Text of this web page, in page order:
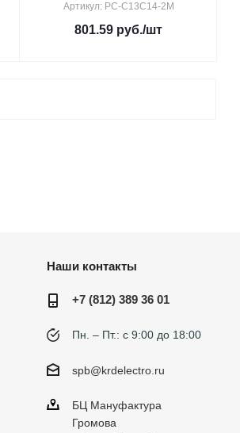
Артикул: PC-C13C14-2M
801.59 руб./шт
Наши контакты
+7 (812) 389 36 01
Пн. – Пт.: с 9:00 до 18:00
spb@krdelectro.ru
БЦ Мануфактура
Громова